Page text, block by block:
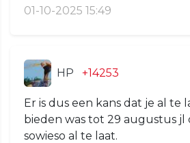
01-10-2025 15:49
HP +14253
Er is dus een kans dat je al te
bieden was tot 29 augustus jl
sowieso al te laat.